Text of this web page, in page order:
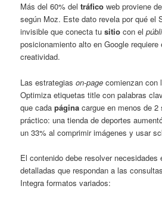
Más del 60% deltráfico web proviene
según Moz. Este dato revela por qué el
invisible que conecta tusitio con el
posicionamiento alto en Google
creatividad.
Las estrategiason-page comienzan con
Optimiza etiquetas title con palabras
que cadapágina cargue en menos de
práctico: una tienda de deportes
un 33% al comprimir imágenes y usar
El contenido debe resolver
detalladas que respondan a las
Integra formatos variados: